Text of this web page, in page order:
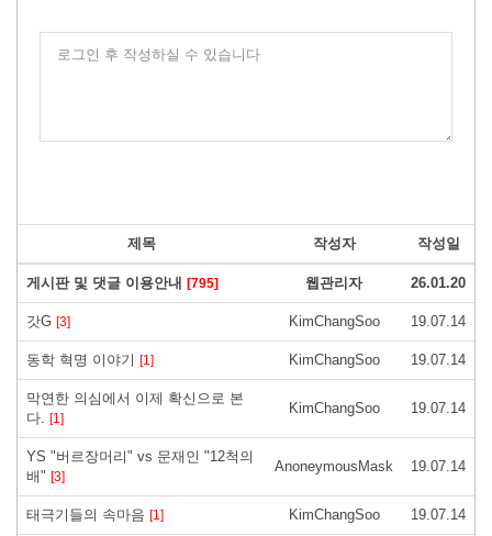
로그인 후 작성하실 수 있습니다
제목 작성자 작성일
게시판 및 댓글 이용안내 [795] 웹관리자 26.01.20
갓G [3] KimChangSoo 19.07.14
동학 혁명 이야기 [1] KimChangSoo 19.07.14
막연한 의심에서 이제 확신으로 본
다. [1]
KimChangSoo 19.07.14
YS "버르장머리" vs 문재인 "12척의
배" [3]
AnoneymousMask 19.07.14
태극기들의 속마음 [1] KimChangSoo 19.07.14